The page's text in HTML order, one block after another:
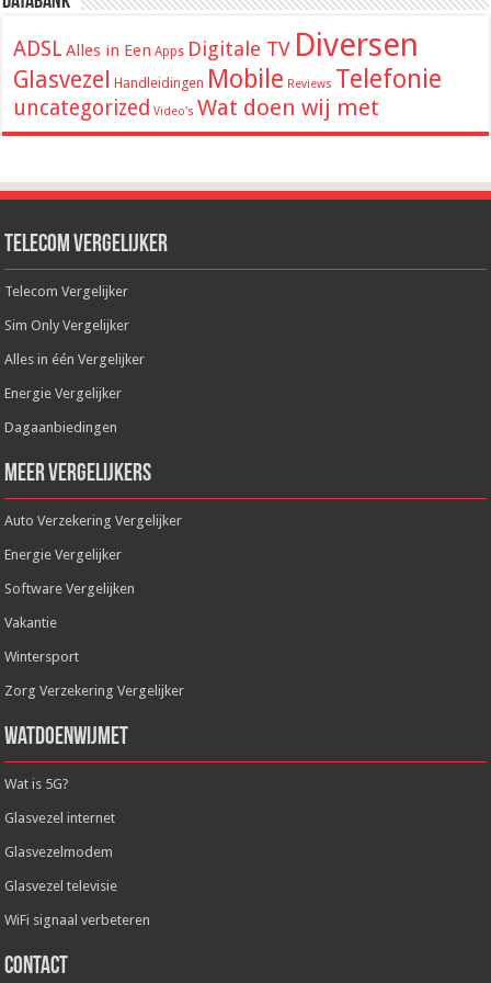
ADSL Alles in Een Apps Digitale TV Diversen
Glasvezel Handleidingen Mobile Reviews Telefonie
uncategorized Video's Wat doen wij met
Telecom Vergelijker
Telecom Vergelijker
Sim Only Vergelijker
Alles in één Vergelijker
Energie Vergelijker
Dagaanbiedingen
Meer Vergelijkers
Auto Verzekering Vergelijker
Energie Vergelijker
Software Vergelijken
Vakantie
Wintersport
Zorg Verzekering Vergelijker
WatDoenWijMet
Wat is 5G?
Glasvezel internet
Glasvezelmodem
Glasvezel televisie
WiFi signaal verbeteren
Contact